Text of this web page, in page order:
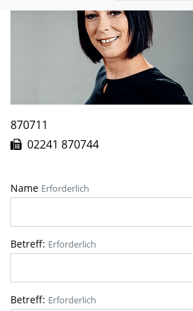
870711
02241 870744
Name Erforderlich
Betreff: Erforderlich
Betreff: Erforderlich